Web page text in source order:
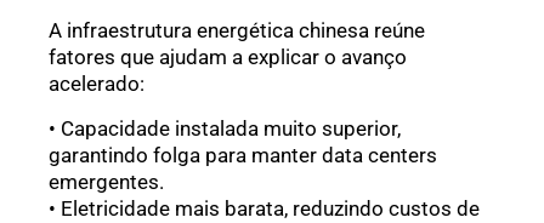
A infraestrutura energética chinesa reúne
fatores que ajudam a explicar o avanço
acelerado:
• Capacidade instalada muito superior,
garantindo folga para manter data centers
emergentes.
• Eletricidade mais barata, reduzindo custos de